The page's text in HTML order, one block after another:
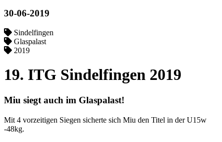
30-06-2019
Sindelfingen
Glaspalast
2019
19. ITG Sindelfingen 2019
Miu siegt auch im Glaspalast!
Mit 4 vorzeitigen Siegen sicherte sich Miu den Titel in der U15w
-48kg.